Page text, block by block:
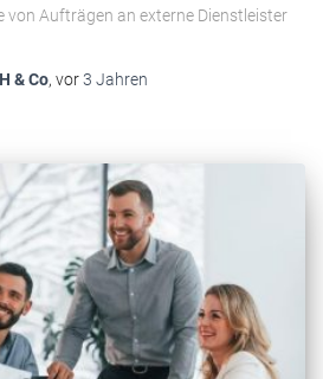
von Aufträgen an externe Dienstleister
& Co, vor3 Jahren